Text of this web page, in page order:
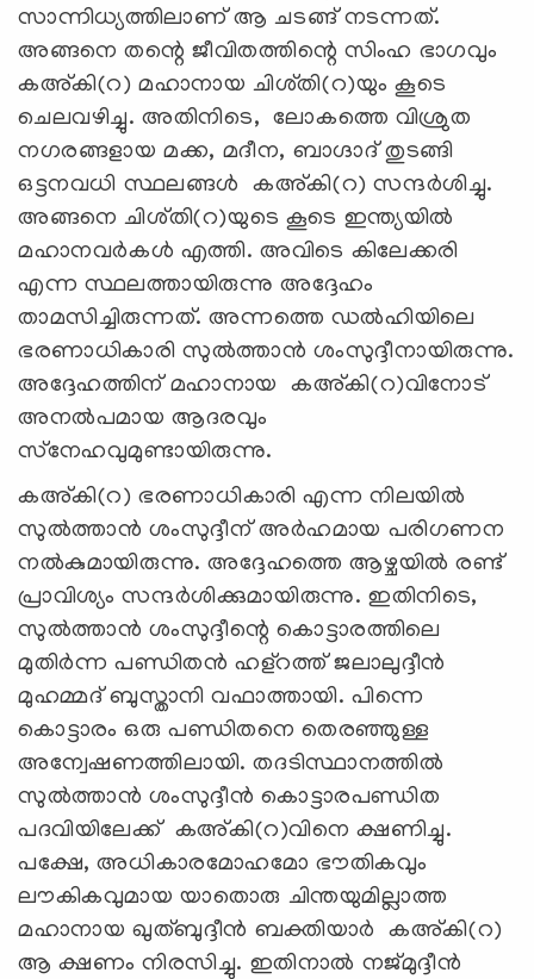
സാന്നിധ്യത്തിലാണ് ആ ചടങ്ങ് നടന്നത്.
അങ്ങനെ തന്റെ ജീവിതത്തിന്റെ സിംഹ ഭാഗവും
കഅ്കി(റ) മഹാനായ ചിശ്തി(റ)യും കൂടെ
ചെലവഴിച്ചു. അതിനിടെ, ലോകത്തെ വിശ്രുത
നഗരങ്ങളായ മക്ക, മദീന, ബാഗ്ദാദ് തുടങ്ങി
ഒട്ടനവധി സ്ഥലങ്ങള്‍ കഅ്കി(റ) സന്ദര്‍ശിച്ചു.
അങ്ങനെ ചിശ്തി(റ)യുടെ കൂടെ ഇന്ത്യയില്‍
മഹാനവര്‍കള്‍ എത്തി. അവിടെ കിലേക്കരി
എന്ന സ്ഥലത്തായിരുന്നു അദ്ദേഹം
താമസിച്ചിരുന്നത്. അന്നത്തെ ഡല്‍ഹിയിലെ
ഭരണാധികാരി സുല്‍ത്താന്‍ ശംസുദ്ദീനായിരുന്നു.
അദ്ദേഹത്തിന് മഹാനായ കഅ്കി(റ)വിനോട്
അനല്‍പമായ ആദരവും
സ്‌നേഹവുമുണ്ടായിരുന്നു.
കഅ്കി(റ) ഭരണാധികാരി എന്ന നിലയില്‍
സുല്‍ത്താന്‍ ശംസുദ്ദീന് അര്‍ഹമായ പരിഗണന
നല്‍കുമായിരുന്നു. അദ്ദേഹത്തെ ആഴ്ചയില്‍ രണ്ട്
പ്രാവിശ്യം സന്ദര്‍ശിക്കുമായിരുന്നു. ഇതിനിടെ,
സുല്‍ത്താന്‍ ശംസുദ്ദീന്റെ കൊട്ടാരത്തിലെ
മുതിര്‍ന്ന പണ്ഡിതന്‍ ഹള്‌റത്ത് ജലാലുദ്ദീന്‍
മുഹമ്മദ് ബുസ്താനി വഫാത്തായി. പിന്നെ
കൊട്ടാരം ഒരു പണ്ഡിതനെ തെരഞ്ഞുള്ള
അന്വേഷണത്തിലായി. തദടിസ്ഥാനത്തില്‍
സുല്‍ത്താന്‍ ശംസുദ്ദീന്‍ കൊട്ടാരപണ്ഡിത
പദവിയിലേക്ക് കഅ്കി(റ)വിനെ ക്ഷണിച്ചു.
പക്ഷേ, അധികാരമോഹമോ ഭൗതികവും
ലൗകികവുമായ യാതൊരു ചിന്തയുമില്ലാത്ത
മഹാനായ ഖുത്ബുദ്ദീന്‍ ബക്തിയാര്‍ കഅ്കി(റ)
ആ ക്ഷണം നിരസിച്ചു. ഇതിനാല്‍ നജ്മുദ്ദീന്‍